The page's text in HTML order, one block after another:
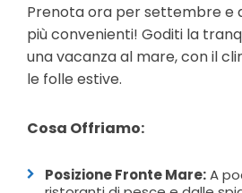
Prenota ora per settembre e
più convenienti! Goditi la
una vacanza al mare, con il
le folle estive.
Cosa Offriamo:
Posizione Fronte Mare:A